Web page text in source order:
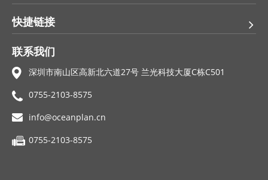
快捷链接
联系我们
深圳市南山区高新北六道27号 兰光科技大厦C栋C501
0755-2103-8575
info@oceanplan.cn
0755-2103-8575